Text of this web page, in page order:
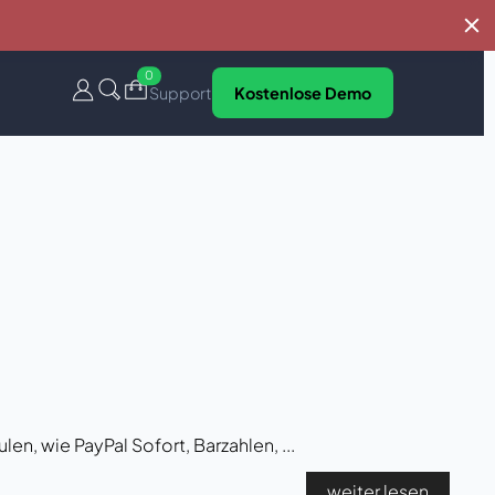
0
Support Kostenlose Demo
wie PayPal Sofort, Barzahlen, ...